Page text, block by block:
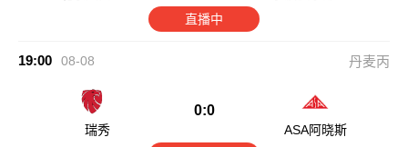
直播中
19:00 08-08 丹麦丙
瑞秀
0:0
ASA阿晓斯